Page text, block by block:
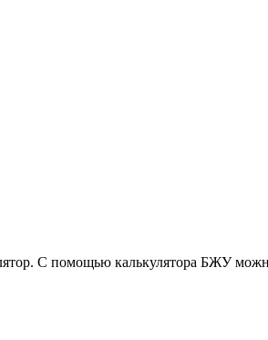
С помощью калькулятора БЖУ